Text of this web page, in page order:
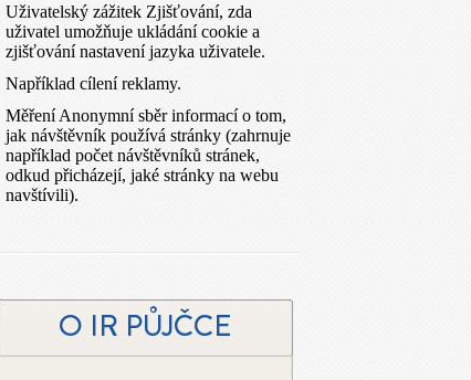
Uživatelský zážitek Zjišťování, zda
uživatel umožňuje ukládání cookie a
zjišťování nastavení jazyka uživatele.
Například cílení reklamy.
Měření Anonymní sběr informací o tom,
jak návštěvník používá stránky (zahrnuje
například počet návštěvníků stránek,
odkud přicházejí, jaké stránky na webu
navštívili).
O IR PŮJČCE